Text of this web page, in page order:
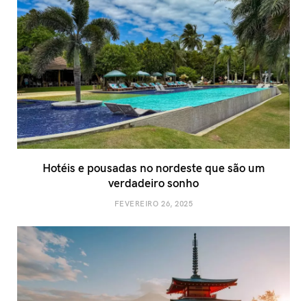
Hotéis e pousadas no nordeste que são um
verdadeiro sonho
FEVEREIRO 26, 2025